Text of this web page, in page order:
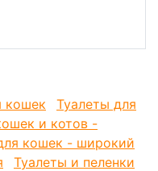
кошек
Туалеты для
и котов -
кошек - широкий
Туалеты и пеленки